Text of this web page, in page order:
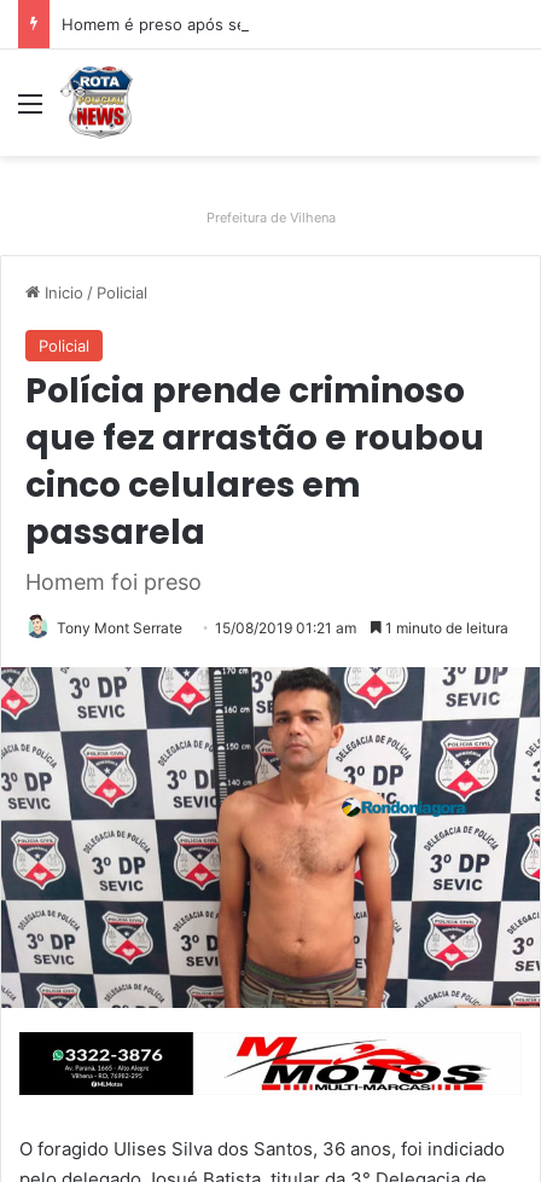
Menu
Prefeitura de Vilhena
Inicio / Policial
Policial
Polícia prende criminoso
que fez arrastão e roubou
cinco celulares em
passarela
Homem foi preso
Tony Mont Serrate 15/08/2019 01:21 am 1 minuto de leitura
O foragido Ulises Silva dos Santos, 36 anos, foi indiciado